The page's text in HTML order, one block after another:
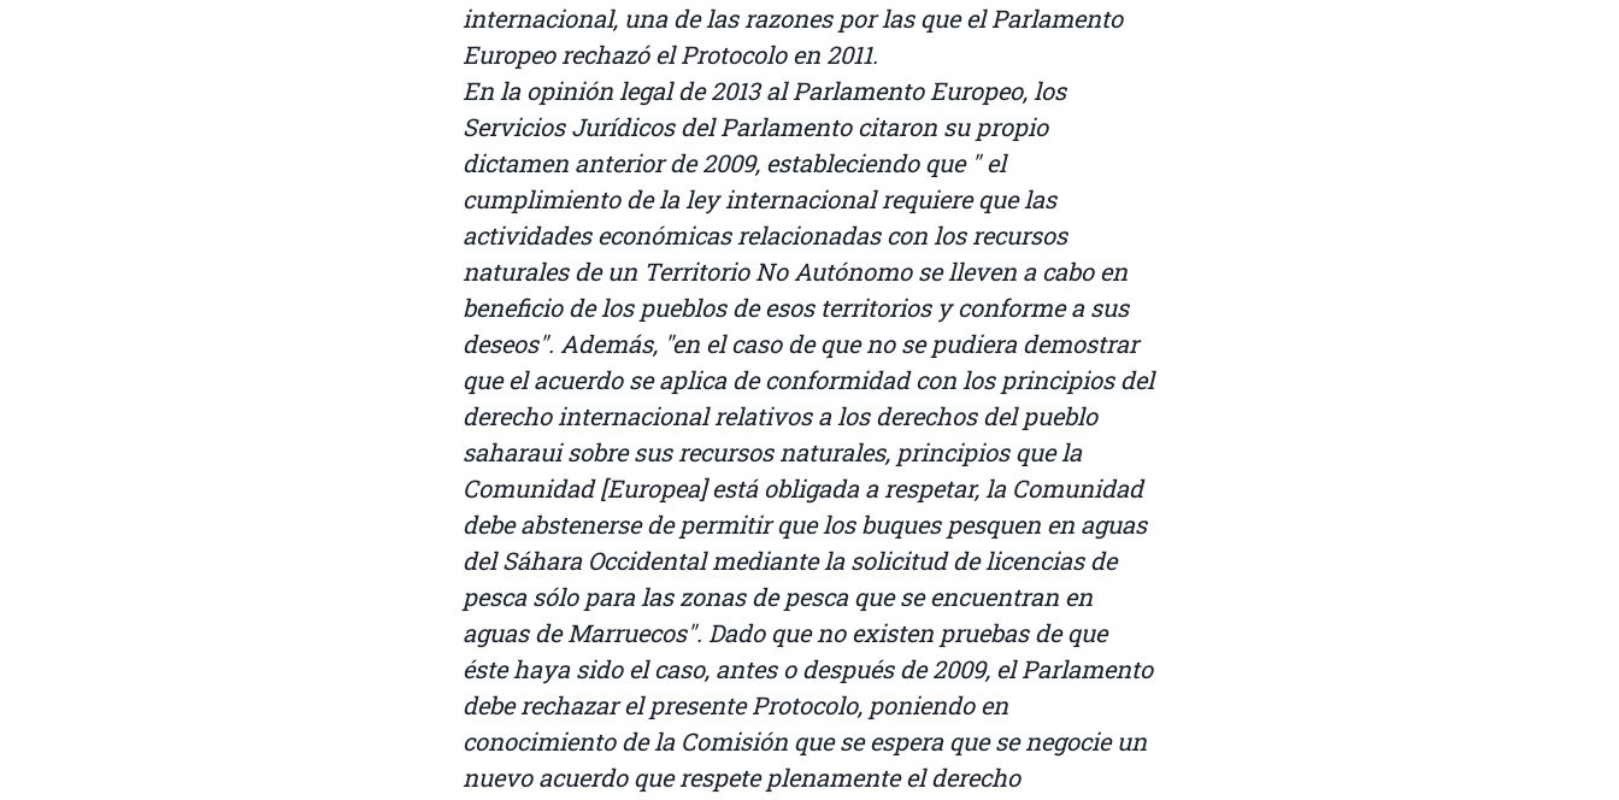
internacional, una de las razones por las que el Parlamento
Europeo rechazó el Protocolo en 2011.
En la opinión legal de 2013 al Parlamento Europeo, los
Servicios Jurídicos del Parlamento citaron su propio
dictamen anterior de 2009, estableciendo que " el
cumplimiento de la ley internacional requiere que las
actividades económicas relacionadas con los recursos
naturales de un Territorio No Autónomo se lleven a cabo en
beneficio de los pueblos de esos territorios y conforme a sus
deseos". Además, "en el caso de que no se pudiera demostrar
que el acuerdo se aplica de conformidad con los principios del
derecho internacional relativos a los derechos del pueblo
saharaui sobre sus recursos naturales, principios que la
Comunidad [Europea] está obligada a respetar, la Comunidad
debe abstenerse de permitir que los buques pesquen en aguas
del Sáhara Occidental mediante la solicitud de licencias de
pesca sólo para las zonas de pesca que se encuentran en
aguas de Marruecos". Dado que no existen pruebas de que
éste haya sido el caso, antes o después de 2009, el Parlamento
debe rechazar el presente Protocolo, poniendo en
conocimiento de la Comisión que se espera que se negocie un
nuevo acuerdo que respete plenamente el derecho